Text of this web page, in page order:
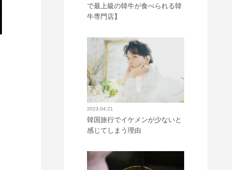
で最上級の韓牛が食べられる韓
牛専門店】
2023.04.21
韓国旅行でイケメンが少ないと
感じてしまう理由